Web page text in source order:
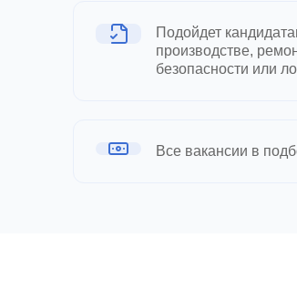
Подойдет
производстве,
безопасности или
Все вакансии в